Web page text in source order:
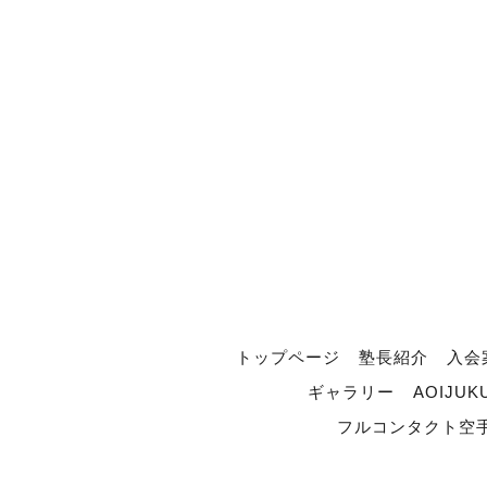
トップページ 塾長紹介
入
ギャラリー
フルコンタクト空